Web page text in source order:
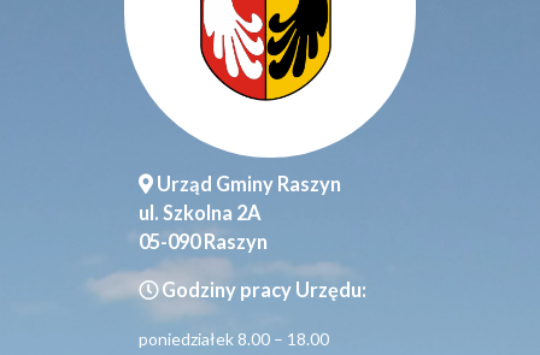
Urząd Gminy Raszyn
ul. Szkolna 2A
05-090 Raszyn
Godziny pracy Urzędu:
poniedziałek 8.00 – 18.00